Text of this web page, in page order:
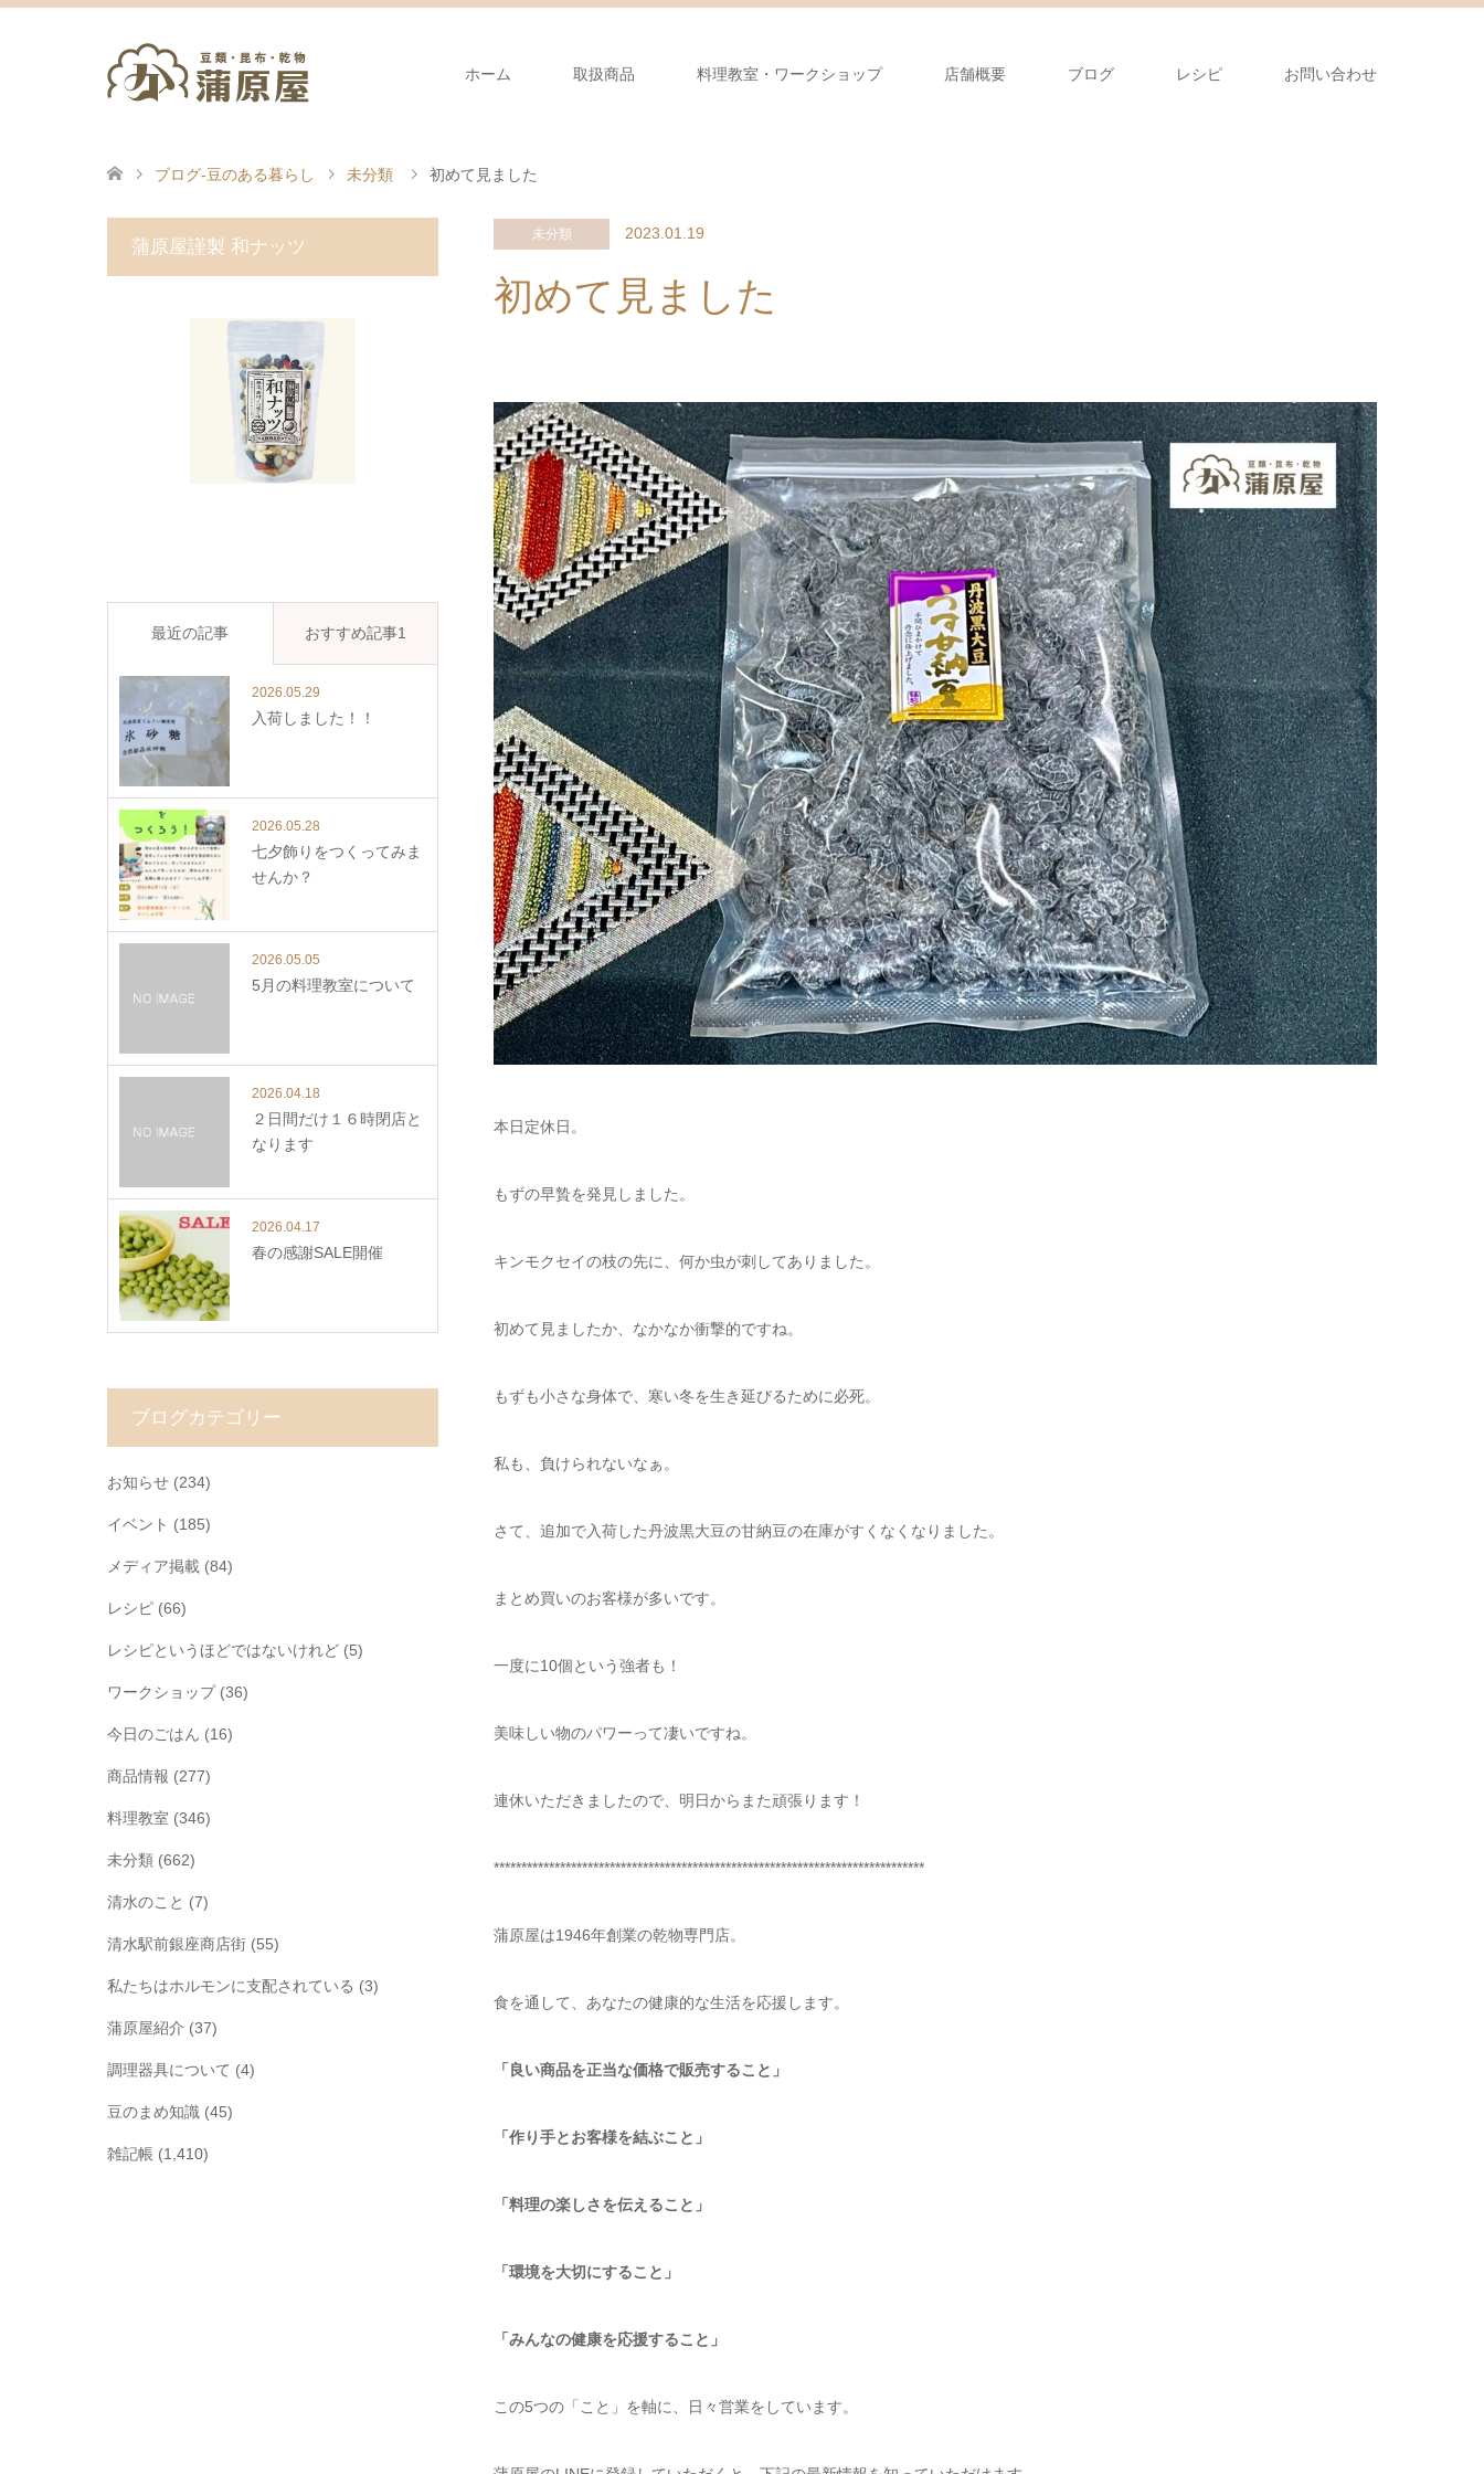
ホーム 取扱商品 料理教室・ワークショップ 店舗概要 ブログ レシピ お問い合わせ
ブログ-豆のある暮らし 未分類 初めて見ました
未分類 2023.01.19
初めて見ました
本日定休日。
もずの早贄を発見しました。
キンモクセイの枝の先に、何か虫が刺してありました。
初めて見ましたか、なかなか衝撃的ですね。
もずも小さな身体で、寒い冬を生き延びるために必死。
私も、負けられないなぁ。
さて、追加で入荷した丹波黒大豆の甘納豆の在庫がすくなくなりました。
まとめ買いのお客様が多いです。
一度に10個という強者も！
美味しい物のパワーって凄いですね。
連休いただきましたので、明日からまた頑張ります！
******************************************************************************
蒲原屋は1946年創業の乾物専門店。
食を通して、あなたの健康的な生活を応援します。
「良い商品を正当な価格で販売すること」
「作り手とお客様を結ぶこと」
「料理の楽しさを伝えること」
「環境を大切にすること」
「みんなの健康を応援すること」
この5つの「こと」を軸に、日々営業をしています。
蒲原屋謹製 和ナッツ
最近の記事 おすすめ記事1
2026.05.29
入荷しました！！
2026.05.28
七夕飾りをつくってみま
せんか？
2026.05.05
5月の料理教室について
2026.04.18
２日間だけ１６時閉店と
なります
2026.04.17
春の感謝SALE開催
ブログカテゴリー
お知らせ (234)
イベント (185)
メディア掲載 (84)
レシピ (66)
レシピというほどではないけれど (5)
ワークショップ(36)
今日のごはん (16)
商品情報 (277)
料理教室 (346)
未分類 (662)
清水のこと (7)
清水駅前銀座商店街 (55)
私たちはホルモンに支配されている (3)
蒲原屋紹介 (37)
調理器具について (4)
豆のまめ知識 (45)
雑記帳 (1,410)